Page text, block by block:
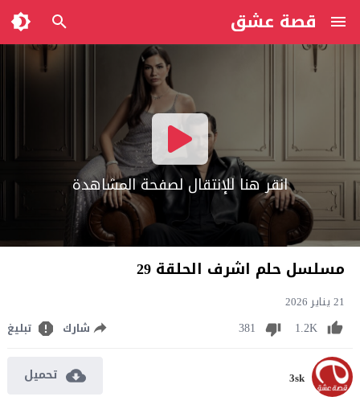
قصة عشق
انقر هنا للإنتقال لصفحة المشاهدة
مسلسل حلم اشرف الحلقة 29
21 يناير 2026
1.2K
381 شارك تبليغ
3sk تحميل